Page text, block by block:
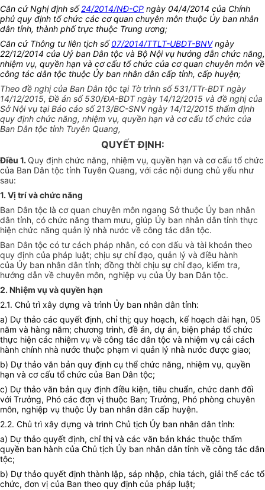
Căn cứ Nghị định số24/2014/NĐ-CP ngày 04/4/2014 của Chính
phủ quy định tổ chức các cơ quan chuyên môn thuộc Ủy ban nhân
dân tỉnh, thành phố trực thuộc Trung ương;
Căn cứ Thông tư liên tịch số07/2014/TTLT-UBDT-BNVngày
22/12/2014 của Uỷ ban Dân tộc và Bộ Nội vụ hướng dẫn chức năng,
nhiệm vụ, quyền hạn và cơ cấu tổ chức của cơ quan chuyên môn về
công tác dân tộc thuộc Ủy ban nhân dân cấp tỉnh, cấp huyện;
Theo đề nghị của Ban Dân tộc tại Tờ trình số 531/TTr-BDT ngày
14/12/2015, Đề án số 530/ĐA-BDT ngày 14/12/2015 và đề nghị của
Sở Nội vụ tại Báo cáo số 213/BC-SNV ngày 14/12/2015 thẩm định
quy định chức năng, nhiệm vụ, quyền hạn và cơ cấu tổ chức của
Ban Dân tộc tỉnh Tuyên Quang,
QUYẾT ĐỊNH:
Điều 1. Quy định chức năng, nhiệm vụ, quyền hạn và cơ cấu tổ chức
của Ban Dân tộc tỉnh Tuyên Quang, với các nội dung chủ yếu như
sau:
1. Vị trí và chức năng
Ban Dân tộc là cơ quan chuyên môn ngang Sở thuộc Ủy ban nhân
dân tỉnh, có chức năng tham mưu, giúp Ủy ban nhân dân tỉnh thực
hiện chức năng quản lý nhà nước về công tác dân tộc.
Ban Dân tộc có tư cách pháp nhân, có con dấu và tài khoản theo
quy định của pháp luật; chịu sự chỉ đạo, quản lý và điều hành
của Ủy ban nhân dân tỉnh; đồng thời chịu sự chỉ đạo, kiểm tra,
hướng dẫn về chuyên môn, nghiệp vụ của Ủy ban Dân tộc.
2. Nhiệm vụ và quyền hạn
2.1. Chủ trì xây dựng và trình Ủy ban nhân dân tỉnh:
a) Dự thảo các quyết định, chỉ thị; quy hoạch, kế hoạch dài hạn, 05
năm và hàng năm; chương trình, đề án, dự án, biện pháp tổ chức
thực hiện các nhiệm vụ về công tác dân tộc và nhiệm vụ cải cách
hành chính nhà nước thuộc phạm vi quản lý nhà nước được giao;
b) Dự thảo văn bản quy định cụ thể chức năng, nhiệm vụ, quyền
hạn và cơ cấu tổ chức của Ban Dân tộc;
c) Dự thảo văn bản quy định điều kiện, tiêu chuẩn, chức danh đối
với Trưởng, Phó các đơn vị thuộc Ban; Trưởng, Phó phòng chuyên
môn, nghiệp vụ thuộc Ủy ban nhân dân cấp huyện.
2.2. Chủ trì xây dựng và trình Chủ tịch Ủy ban nhân dân tỉnh:
a) Dự thảo quyết định, chỉ thị và các văn bản khác thuộc thẩm
quyền ban hành của Chủ tịch Ủy ban nhân dân tỉnh về công tác dân
tộc;
b) Dự thảo quyết định thành lập, sáp nhập, chia tách, giải thể các tổ
chức, đơn vị của Ban theo quy định của pháp luật;